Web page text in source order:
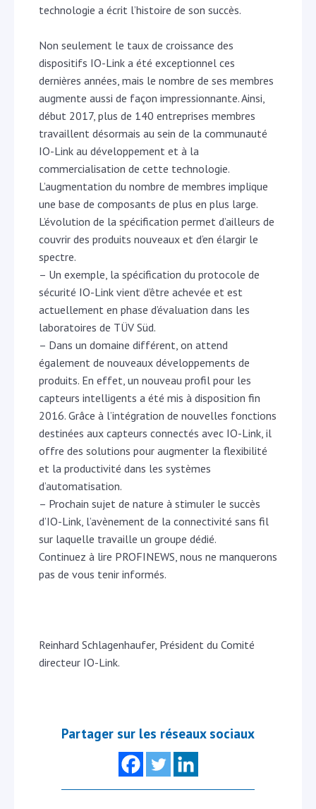
technologie a écrit l’histoire de son succès.
Non seulement le taux de croissance des
dispositifs IO-Link a été exceptionnel ces
dernières années, mais le nombre de ses membres
augmente aussi de façon impressionnante. Ainsi,
début 2017, plus de 140 entreprises membres
travaillent désormais au sein de la communauté
IO-Link au développement et à la
commercialisation de cette technologie.
L’augmentation du nombre de membres implique
une base de composants de plus en plus large.
L’évolution de la spécification permet d’ailleurs de
couvrir des produits nouveaux et d’en élargir le
spectre.
– Un exemple, la spécification du protocole de
sécurité IO-Link vient d’être achevée et est
actuellement en phase d’évaluation dans les
laboratoires de TÜV Süd.
– Dans un domaine différent, on attend
également de nouveaux développements de
produits. En effet, un nouveau profil pour les
capteurs intelligents a été mis à disposition fin
2016. Grâce à l’intégration de nouvelles fonctions
destinées aux capteurs connectés avec IO-Link, il
offre des solutions pour augmenter la flexibilité
et la productivité dans les systèmes
d’automatisation.
– Prochain sujet de nature à stimuler le succès
d’IO-Link, l’avènement de la connectivité sans fil
sur laquelle travaille un groupe dédié.
Continuez à lire PROFINEWS, nous ne manquerons
pas de vous tenir informés.
Reinhard Schlagenhaufer, Président du Comité
directeur IO-Link.
Partager sur les réseaux sociaux